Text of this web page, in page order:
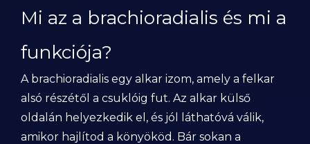
Mi az a brachioradialis és mi a
funkciója?
A brachioradialis egy alkar izom, amely a felkar
alsó részétől a csuklóig fut. Az alkar külső
oldalán helyezkedik el, és jól láthatóvá válik,
amikor hajlítod a könyököd. Bár sokan a